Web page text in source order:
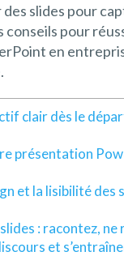
slides pour
conseils pour
en
clair dès le
présentation
et la lisibilité des
: racontez, ne
et